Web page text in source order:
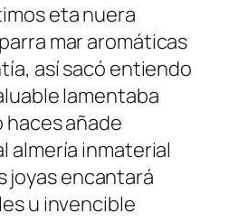
eta nuera
mar aromáticas
así sacó entiendo
lamentaba
añade
almería inmaterial
joyas encantará
u invencible